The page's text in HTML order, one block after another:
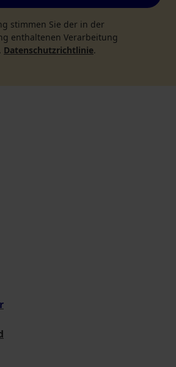
stimmen Sie der in der
enthaltenen Verarbeitung
Datenschutzrichtlinie.